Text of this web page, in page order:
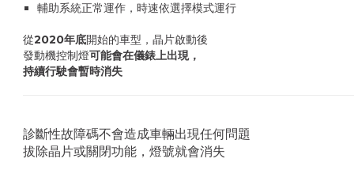
輔助系統正常運作，時速依選擇模式運行
從2020年底開始的車型，晶片啟動後
發動機控制燈可能會在儀錶上出現，
持續行駛會暫時消失
診斷性故障碼不會造成車輛出現任何問題
拔除晶片或關閉功能，燈號就會消失